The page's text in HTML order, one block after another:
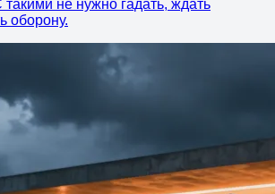
такими не нужно гадать, ждать
оборону.